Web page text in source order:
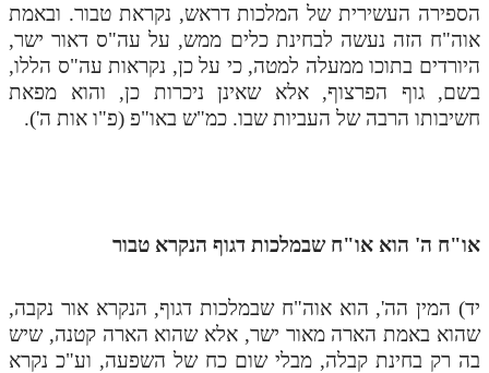
תלמוד עשר הספירות חלק ד
תלמוד עשר הספירות חלק ה
תלמוד עשר הספירות חלק ו
תלמוד עשר הספירות חלק יא
תלמוד עשר הספירות חלק יב
הספירה העשירית של המלכות דראש, נקראת טבור. ובאמת
אוה"ח הזה נעשה לבחינת כלים ממש, על עה"ס דאור ישר,
היורדים בתוכו ממעלה למטה, כי על כן, נקראות עה"ס הללו,
בשם, גוף הפרצוף, אלא שאינן ניכרות כן, והוא מפאת
חשיבותו הרבה של העביות שבו. כמ"ש באו"פ (פ"ו אות ה').
או"ח ה' הוא או"ח שבמלכות דגוף הנקרא טבור
יד) המין הה', הוא אוה"ח שבמלכות דגוף, הנקרא אור נקבה,
שהוא באמת הארה מאור ישר, אלא שהוא הארה קטנה, שיש
בה רק בחינת קבלה, מבלי שום כח של השפעה, וע"כ נקרא